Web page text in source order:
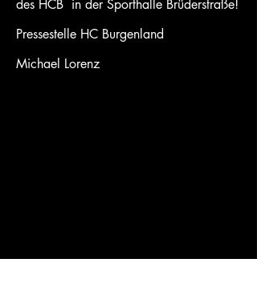
des HCB  in der Sporthalle Brüderstraße!
Pressestelle HC Burgenland
Michael Lorenz